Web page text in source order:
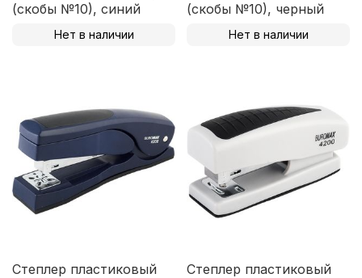
(скобы №10), синий
Нет в наличии
(скобы №10), черный
Нет в наличии
Степлер пластиковый
Степлер пластиковый